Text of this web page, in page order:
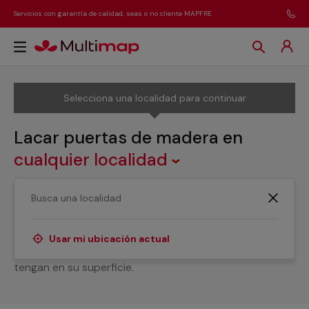
Servicios con garantía de calidad, seas o no cliente MAPFRE
Selecciona una localidad para continuar
Lacar puertas de madera en
cualquier localidad
Usar mi ubicación actual
¿Necesitas ayuda para lacar tus puertas de madera?
encargarán de proteger adecuadamente tus puertas y
tengan en su superficie.